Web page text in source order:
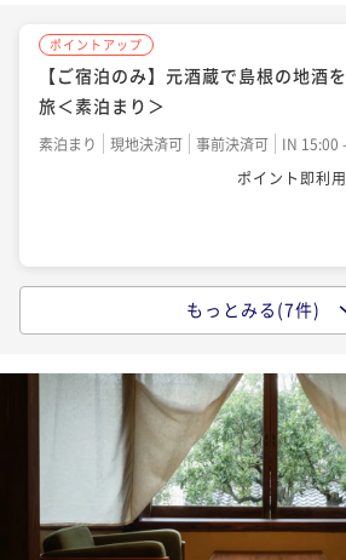
ポイントアップ
【平日お得旅】通常よりお得！島根
を堪能できる古民家旅＜夕朝食付き＞
二食付き 現地決済可 事前決済可
IN 15:00
ポイント即利
【日本酒15種飲み放題】旬の恵みが
酒を堪能する古民家旅＜夕朝食付き＞
現地決済可 事前決済可
IN 15:00
ポイント即利
ポイントアップ
【ご宿泊のみ】元酒蔵で島根の地酒
旅＜素泊まり＞
素泊まり 現地決済可 事前決済可
IN 15:00
ポイント即利
【朝食】＆【滞在中日本酒飲み放題
と郷土料理を堪能する古民家旅＜朝
現地決済可 事前決済可
IN 15:00
ポイント即利用
もっとみる(7件)